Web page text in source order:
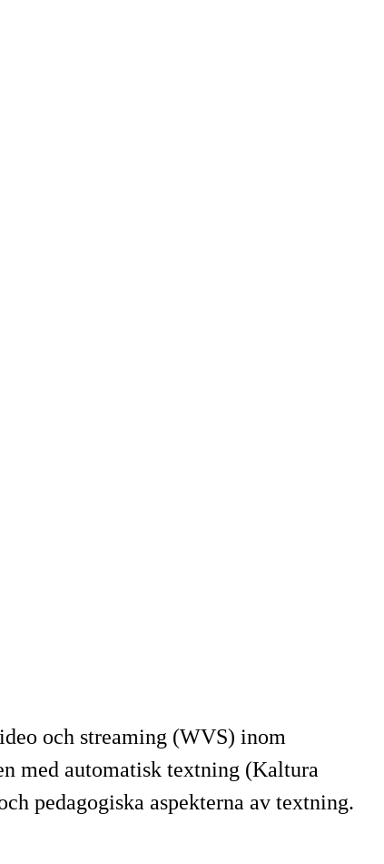
och streaming (WVS) inom
med automatisk textning (Kaltura
pedagogiska aspekterna av textning.